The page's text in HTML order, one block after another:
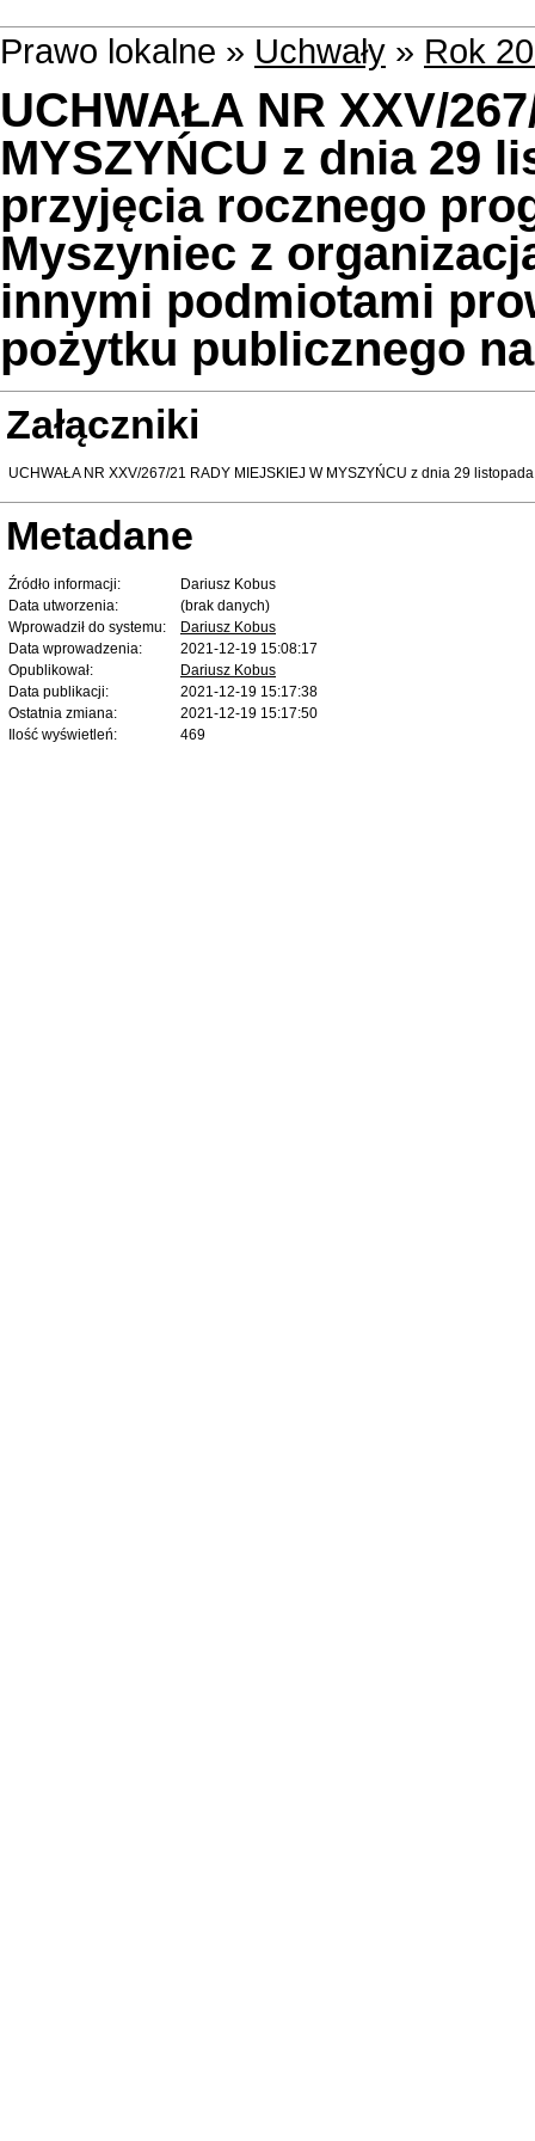
Prawo lokalne » Uchwały » Rok
UCHWAŁA NR XXV/
MYSZYŃCU z dnia 29
przyjęcia rocznego
Myszyniec z
innymi podmiotami
pożytku publicznego
Załączniki
UCHWAŁA NR XXV/267/21 RADY MIEJSKIEJ W MYSZYŃCU z dnia 29
Metadane
Źródło informacji:
Dariusz Kobus
Data utworzenia:
(brak danych)
Wprowadził do systemu:
Dariusz Kobus
Data wprowadzenia:
2021-12-19 15:08:17
Opublikował:
Dariusz Kobus
Data publikacji:
2021-12-19 15:17:38
Ostatnia zmiana:
2021-12-19 15:17:50
Ilość wyświetleń:
469